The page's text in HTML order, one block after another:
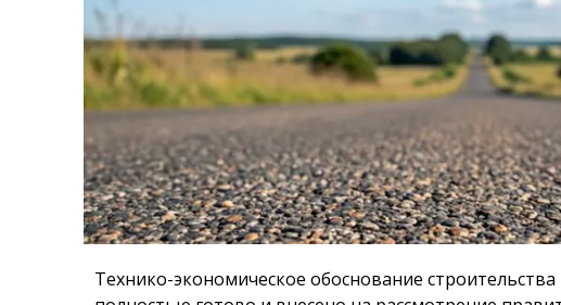
Технико-экономическое обоснование